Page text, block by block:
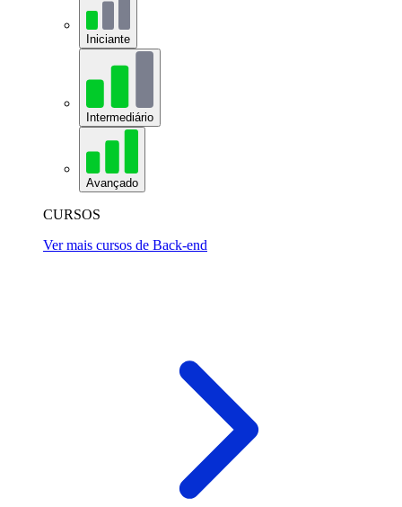
Iniciante
Intermediário
Avançado
CURSOS
Ver mais cursos de Back-end